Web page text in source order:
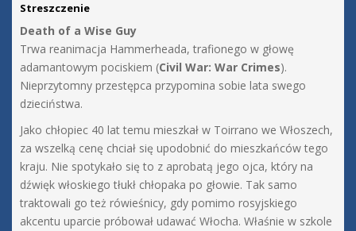
Streszczenie
Death of a Wise Guy
Trwa reanimacja Hammerheada, trafionego w głowę
adamantowym pociskiem (Civil War: War Crimes).
Nieprzytomny przestępca przypomina sobie lata swego
dzieciństwa.
Jako chłopiec 40 lat temu mieszkał w Toirrano we Włoszech,
za wszelką cenę chciał się upodobnić do mieszkańców tego
kraju. Nie spotykało się to z aprobatą jego ojca, który na
dźwięk włoskiego tłukł chłopaka po głowie. Tak samo
traktowali go też rówieśnicy, gdy pomimo rosyjskiego
akcentu uparcie próbował udawać Włocha. Właśnie w szkole